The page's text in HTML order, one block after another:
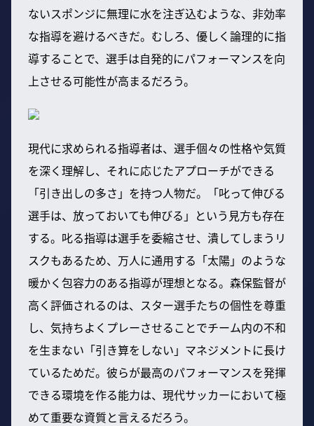
ないスポンジに無理に水を注ぎ込むような、非効率
な指導を避けるべきだ。むしろ、優しく論理的に指
導することで、選手は自発的にパフォーマンスを向
上させる可能性が高まるだろう。
現代に求められる指導者は、選手個々の性格や気質
を深く理解し、それに応じたアプローチができる
「引き出しの多さ」を持つ人物だ。「叱って伸びる
選手は、放っておいても伸びる」という見方も存在
する。叱る指導は選手を委縮させ、潰してしまうリ
スクもあるため、万人に通用する「太陽」のような
暖かく包容力のある指導が理想となる。森保監督が
高く評価されるのは、スター選手たちの個性を尊重
し、気持ちよくプレーさせることでチーム内の不和
を生まない「引き算をしない」マネジメントに長け
ているためだ。彼らが最高のパフォーマンスを発揮
できる環境を作る能力は、現代サッカーにおいて極
めて重要な資質と言えるだろう。